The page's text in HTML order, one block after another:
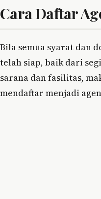
Cara Daftar
Bila semua syarat dan
telah siap, baik dari
sarana dan fasilitas,
mendaftar menjadi